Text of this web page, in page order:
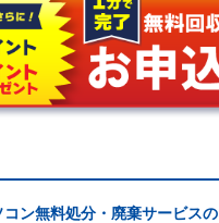
コン無料処分・廃棄サービスの